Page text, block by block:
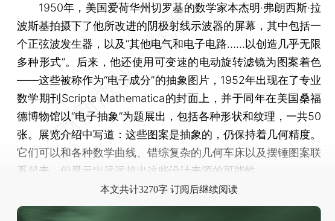
1950年，美国爱荷华州切罗基的数学家本杰明·弗朗西斯·拉
波斯基拍摄下了他所改进的阴极射线示波器的屏幕，其中包括一
个正弦波发生器，以及“其他电气和电子电路……以创造几乎无限
多种形式”。后来，他还使用可变速的电动旋转滤镜为图案着色
——这些被称作为“电子成分”的抽象图片，1952年出现在了专业
数学期刊Scripta Mathematica的封面上，并于同年在美国桑福
德博物馆以“电子抽象”为题展出，包括各种形状和纹理，一共50
张。展览介绍中写道：这些图案是抽象的，仍保持着几何精度。
它们可以和各种数学曲线、错综复杂的几何车床以及摆锤图案联
系起来，但显示出远远超出这些设计来源的可能性。
本文共计3270字 订阅后继续阅读